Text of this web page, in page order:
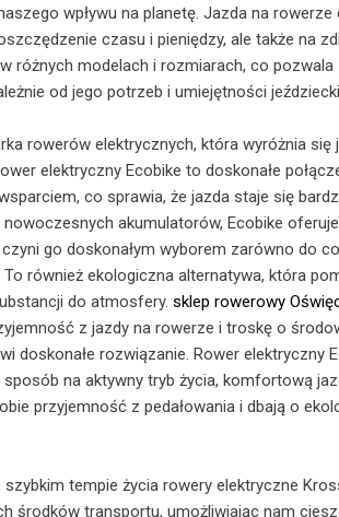
wpływu na planetę. Jazda na
czasu i pieniędzy, ale także na
różnych modelach i rozmiarach, co pozwala
od jego potrzeb i umiejętności
rowerów elektrycznych, która wyróżnia się
elektryczny Ecobike to doskonałe
co sprawia, że jazda staje się
akumulatorów, Ecobike
czyni go doskonałym wyborem zarówno do
To również ekologiczna alternatywa, która
do atmosfery. sklep rowerowy
z jazdy na rowerze i troskę o
doskonałe rozwiązanie. Rower elektryczny
na aktywny tryb życia, komfortową
przyjemność z pedałowania i dbają o
szybkim tempie życia rowery elektryczne
środków transportu, umożliwiając nam